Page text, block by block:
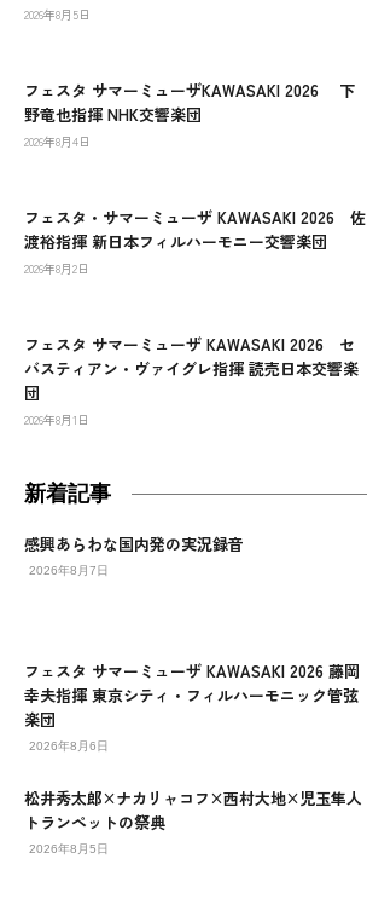
2026年8月5日
フェスタ サマーミューザKAWASAKI 2026 下
野竜也指揮 NHK交響楽団
2026年8月4日
フェスタ・サマーミューザ KAWASAKI 2026 佐
渡裕指揮 新日本フィルハーモニー交響楽団
2026年8月2日
フェスタ サマーミューザ KAWASAKI 2026 セ
バスティアン・ヴァイグレ指揮 読売日本交響楽
団
2026年8月1日
新着記事
感興あらわな国内発の実況録音
2026年8月7日
フェスタ サマーミューザ KAWASAKI 2026 藤岡
幸夫指揮 東京シティ・フィルハーモニック管弦
楽団
2026年8月6日
松井秀太郎×ナカリャコフ×西村大地×児玉隼人
トランペットの祭典
2026年8月5日